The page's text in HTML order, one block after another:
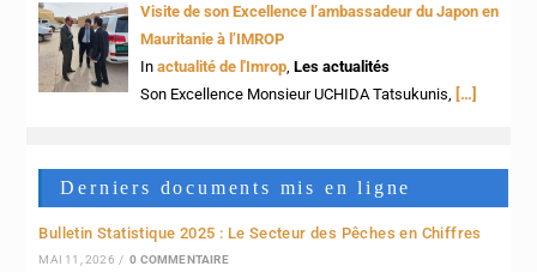
Visite de son Excellence l’ambassadeur du Japon en
Mauritanie à l’IMROP
Inactualité de l'Imrop ,Les actualités
Son Excellence Monsieur UCHIDA Tatsukunis, […]
Derniers documents mis en ligne
Bulletin Statistique 2025 : Le Secteur des Pêches en Chiffres
MAI 11, 2026 / 0 COMMENTAIRE